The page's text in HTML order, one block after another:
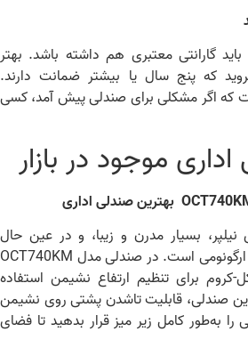
گارانتی معتبری هم داشته باشد. بهتر
که پنج سال یا بیشتر ضمانت دارند.
اگر مشکلی برای صندلی پیش آمد، کسی
موجود در بازار
بسیار مدرن و زیبا، و در عین حال
کاربردی و متناسب با اصول ارگونومی است. در صندلی مدل OCT740KM
برای تنظیم ارتفاع نشیمن استفاده
صندلی، قابلیت تاشدن پشتی روی نشیمن
به‌طور کامل زیر میز قرار بدهید تا فضای